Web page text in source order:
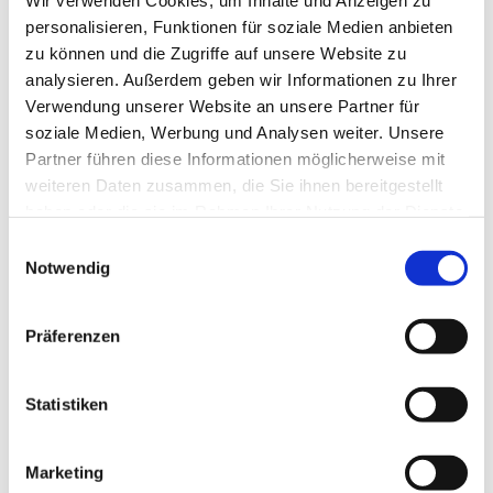
personalisieren, Funktionen für soziale Medien anbieten
zu können und die Zugriffe auf unsere Website zu
analysieren. Außerdem geben wir Informationen zu Ihrer
Verwendung unserer Website an unsere Partner für
soziale Medien, Werbung und Analysen weiter. Unsere
Partner führen diese Informationen möglicherweise mit
weiteren Daten zusammen, die Sie ihnen bereitgestellt
Notwendig
Präferenzen
Statistiken
Marketing
Gasmotorenöle
Verdichteröle
Turbinenöle
Schmierfette
AdBlue®
Wir bieten AdBlue® in verschiedenen Gebindegrößen
Behältern. Zusätzlich liefern wir AdBlue® auch als
Ort.